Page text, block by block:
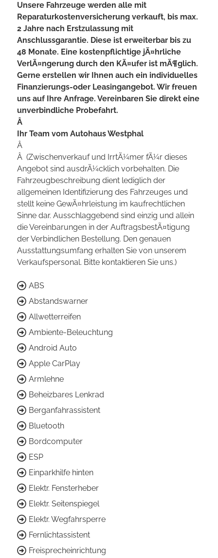
Unsere Fahrzeuge werden alle mit
Reparaturkostenversicherung verkauft, bis max.
2 Jahre nach Erstzulassung mit
Anschlussgarantie. Diese ist erweiterbar bis zu
48 Monate. Eine kostenpflichtige jÃ¤hrliche
VerlÃ¤ngerung durch den KÃ¤ufer ist mÃ¶glich.
Gerne erstellen wir Ihnen auch ein individuelles
Finanzierungs-oder Leasingangebot. Wir freuen
uns auf Ihre Anfrage. Vereinbaren Sie direkt eine
unverbindliche Probefahrt.
Â
Ihr Team vom Autohaus Westphal
Â
Â (Zwischenverkauf und IrrtÃ¼mer fÃ¼r dieses
Angebot sind ausdrÃ¼cklich vorbehalten. Die
Fahrzeugbeschreibung dient lediglich der
allgemeinen Identifizierung des Fahrzeuges und
stellt keine GewÃ¤hrleistung im kaufrechtlichen
Sinne dar. Ausschlaggebend sind einzig und allein
die Vereinbarungen in der AuftragsbestÃ¤tigung
der Verbindlichen Bestellung. Den genauen
Ausstattungsumfang erhalten Sie von unserem
Verkaufspersonal. Bitte kontaktieren Sie uns.)
ABS
Abstandswarner
Allwetterreifen
Ambiente-Beleuchtung
Android Auto
Apple CarPlay
Armlehne
Beheizbares Lenkrad
Berganfahrassistent
Bluetooth
Bordcomputer
ESP
Einparkhilfe hinten
Elektr. Fensterheber
Elektr. Seitenspiegel
Elektr. Wegfahrsperre
Fernlichtassistent
Freisprecheinrichtung